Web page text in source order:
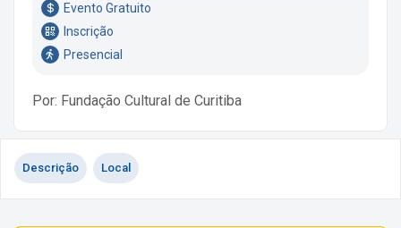
Evento Gratuito
Inscrição
Presencial
Por: Fundação Cultural de Curitiba
Descrição Local